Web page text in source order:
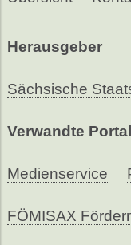
Herausgeber
Sächsische
Verwandte
Medienservice
FÖMISAX